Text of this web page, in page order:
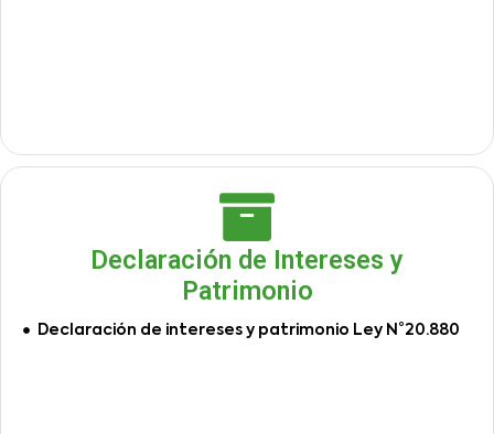
Declaración de Intereses y
Patrimonio
Declaración de intereses y patrimonio Ley N°20.880